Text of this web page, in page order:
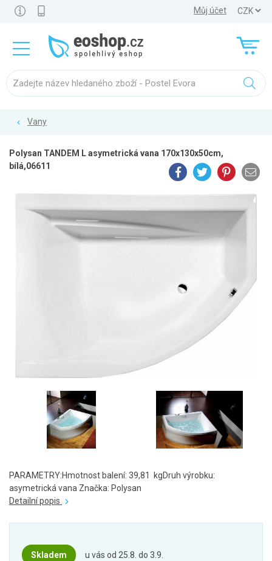
Můj účet
Vany
Polysan TANDEM L asymetrická vana 170x130x50cm,
bílá,06611
PARAMETRY:Hmotnost balení: 39,81 kgDruh výrobku:
asymetrická vana Značka: Polysan
Detailní popis
Skladem u vás od 25.8. do 3.9.